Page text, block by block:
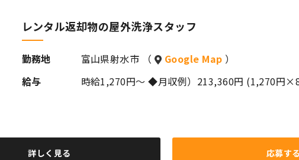
レンタル返却物の屋外洗浄スタッフ
勤務地 富山県射水市 （ Google Map ）
給与
時給1,270円～ ◆月収例）213,360円 (1,270円
詳しく見る 応募する